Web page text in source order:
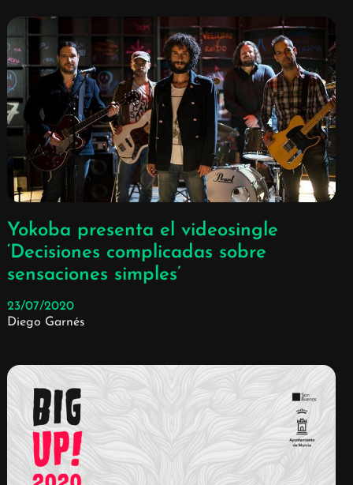
Yokoba presenta el videosingle
‘Decisiones complicadas sobre
sensaciones simples’
23/07/2020
Diego Garnés